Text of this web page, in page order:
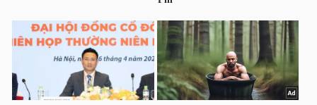
CHÍNH